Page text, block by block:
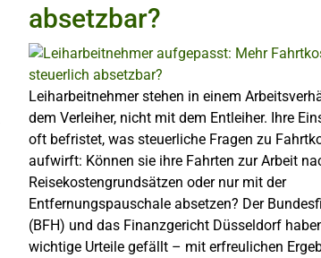
absetzbar?
Leiharbeitnehmer stehen in einem
dem Verleiher, nicht mit dem Entleiher. Ihre
oft befristet, was steuerliche Fragen zu
aufwirft: Können sie ihre Fahrten zur Arbeit
Reisekostengrundsätzen oder nur mit der
Entfernungspauschale absetzen? Der
(BFH) und das Finanzgericht Düsseldorf
wichtige Urteile gefällt – mit erfreulichen